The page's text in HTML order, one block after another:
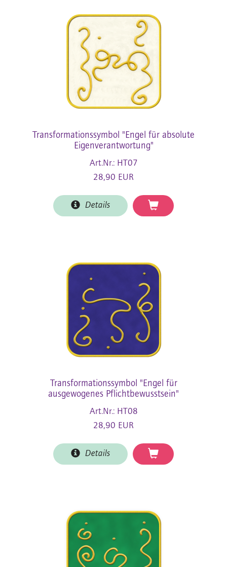
Transformationssymbol "Engel für absolute
Eigenverantwortung"
Art.Nr.: HT07
28,90 EUR
Details
Transformationssymbol "Engel für
ausgewogenes Pflichtbewusstsein"
Art.Nr.: HT08
28,90 EUR
Details